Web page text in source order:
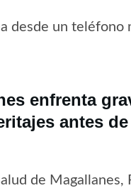
desde un
enfrenta
antes
de